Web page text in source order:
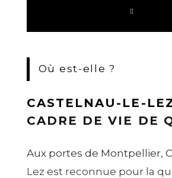
Où est-elle ?
CASTELNAU-LE-
CADRE DE VIE DE
Aux portes de Montpellier,
Lez est reconnue pour la